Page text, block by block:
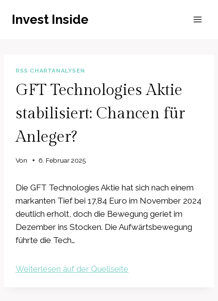
InhaltInvest Inside
RSS CHARTANALYSEN
GFT Technologies Aktie
stabilisiert: Chancen für
Anleger?
Von 6. Februar 2025
Die GFT Technologies Aktie hat sich nach einem
markanten Tief bei 17,84 Euro im November 2024
deutlich erholt, doch die Bewegung geriet im
Dezember ins Stocken. Die Aufwärtsbewegung
führte die Tech…
Weiterlesen auf der Quellseite